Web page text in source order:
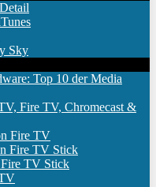
Sky
Top 10 der Media
Fire TV, Chromecast &
Fire TV
Fire TV Stick
TV Stick